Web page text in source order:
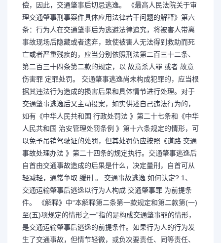
偿，因此，交通肇事后切忌逃逸。 《最高人民法院关于审
理交通肇事刑事案件具体应用法律若干问题的解释》第六
条：行为人在交通肇事后为逃避法律追究，将被害人带离
事故现场后隐藏或者遗弃，致使被害人无法得到救助而死
亡或者严重残疾的，应当分别依照刑法第二百三十二条、
第二百三十四条第二款的规定，以 故意杀人罪 或者 故意
伤害罪 定罪处罚。 交通肇事逃逸尚未构成犯罪的，应当根
据其违法行为造成的损害后果和具体情节进行处理。对于
交通肇事逃逸后又主动投案，如实供述自己违法行为的，
如有《中华人民共和国 行政处罚法 》第二十七条和《中华
人民共和国 治安管理处罚条例 》第十六条规定的情形，可
以免予吊销驾驶证的处罚，但其处罚仍应按照《道路 交通
事故处理办法 》第二十四条的规定执行。交通肇事逃逸后
自首由交通事故造成的后果是什么，决定量刑，自首可从
轻减轻，通常争取 缓刑 。 交通事故逃逸 如何认定? 1、
交通运输肇事后逃逸以行为人构成 交通肇事罪 为前提条
件。 《解释》中“本解释第二条第一款规定和第二款第(一)
至(五)项规定的情形之一”指的是构成交通肇事罪的情形，
是交通运输肇事后逃逸的前提条件。如果行为人的行为发
生了交通事故，但情节轻微，或负次要责任、同等责任、